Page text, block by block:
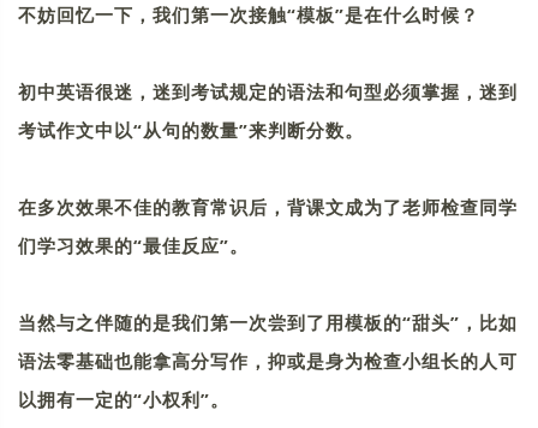
不妨回忆一下，我们第一次接触“模板”是在什么时候？
初中英语很迷，迷到考试规定的语法和句型必须掌握，迷到
考试作文中以“从句的数量”来判断分数。
在多次效果不佳的教育常识后，背课文成为了老师检查同学
们学习效果的“最佳反应”。
当然与之伴随的是我们第一次尝到了用模板的“甜头”，比如
语法零基础也能拿高分写作，抑或是身为检查小组长的人可
以拥有一定的“小权利”。